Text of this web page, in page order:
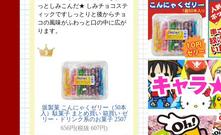
っとしみこんだ★ しみチョコステ
ィックですしっとりと後からチョ
コの風味がふわっと口の中に広が
ります。
坂製菓 こんにゃくゼリー（50本
入）駄菓子 まとめ買い 箱買い ゼ
リー・ドリンク系のお菓子 2507
656円(税抜 607円)